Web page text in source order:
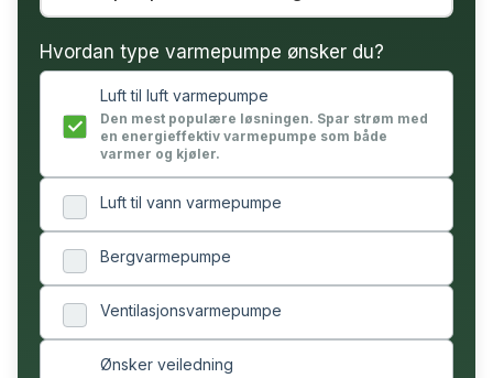
Hvordan type varmepumpe ønsker du?
Luft til luft varmepumpe
Den mest populære løsningen. Spar strøm med
en energieffektiv varmepumpe som både
varmer og kjøler.
Luft til vann varmepumpe
Bergvarmepumpe
Ventilasjonsvarmepumpe
Ønsker veiledning